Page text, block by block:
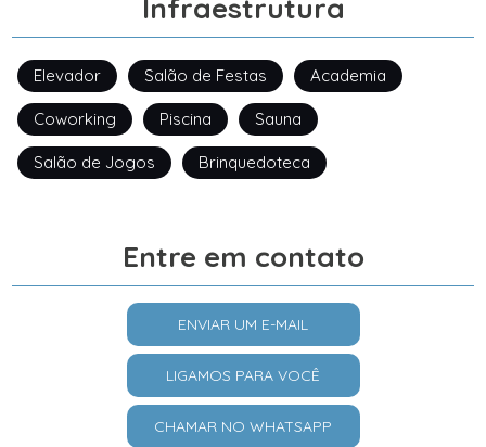
Infraestrutura
Elevador Salão de Festas Academia
Coworking Piscina Sauna
Salão de Jogos Brinquedoteca
Entre em contato
ENVIAR UM E-MAIL
LIGAMOS PARA VOCÊ
CHAMAR NO WHATSAPP